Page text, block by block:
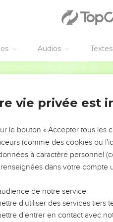
Audios Textes
aperçurent le fils, ils se
»
de la vigne viendra, comment
fera exécuter sans pitié ces
sa part de récolte en temps
vous jamais lu dans les
à l’angle de l’édifice.
déclare que le *royaume de
sur cette pierre-là, se
paraboles, les chefs des
de l’arrêter, mais ils
vie privée est
le bouton « Accepter tous les
(comme des cookies ou
à caractère personnel
dans votre compte
de notre service
d'utiliser des services tiers
d'entrer en contact avec